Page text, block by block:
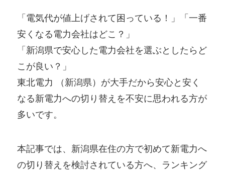
「電気代が値上げされて困っている！」「一番
安くなる電力会社はどこ？」
「新潟県で安心した電力会社を選ぶとしたらど
こが良い？」
東北電力 （新潟県）が大手だから安心と安く
なる新電力への切り替えを不安に思われる方が
多いです。
本記事では、新潟県在住の方で初めて新電力へ
の切り替えを検討されている方へ、ランキング